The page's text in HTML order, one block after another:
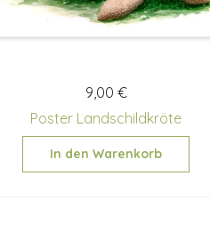
9,00 €
Poster Landschildkröte
In den Warenkorb